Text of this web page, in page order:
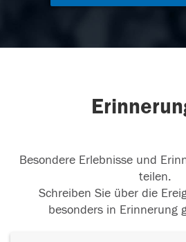
Besondere Erlebnisse und
teilen.
Schreiben Sie über die
besonders in Erinnerung